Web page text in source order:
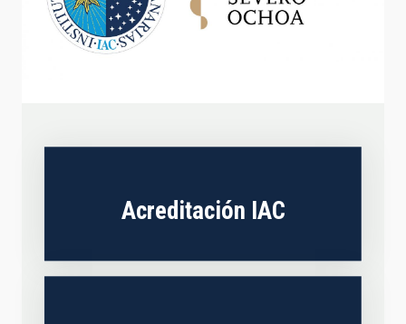
Acreditación IAC